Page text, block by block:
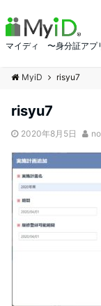
マイディ 〜身分証アプ
MyiD risyu7
risyu7
2020年8月5日